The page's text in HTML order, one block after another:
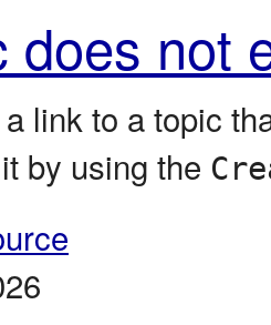
does not
link to a topic
by using the